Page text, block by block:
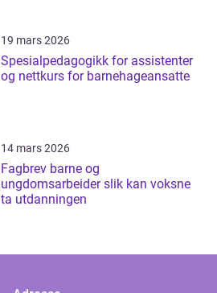
19 mars 2026
Spesialpedagogikk for assistenter
og nettkurs for barnehageansatte
14 mars 2026
Fagbrev barne og
ungdomsarbeider slik kan voksne
ta utdanningen